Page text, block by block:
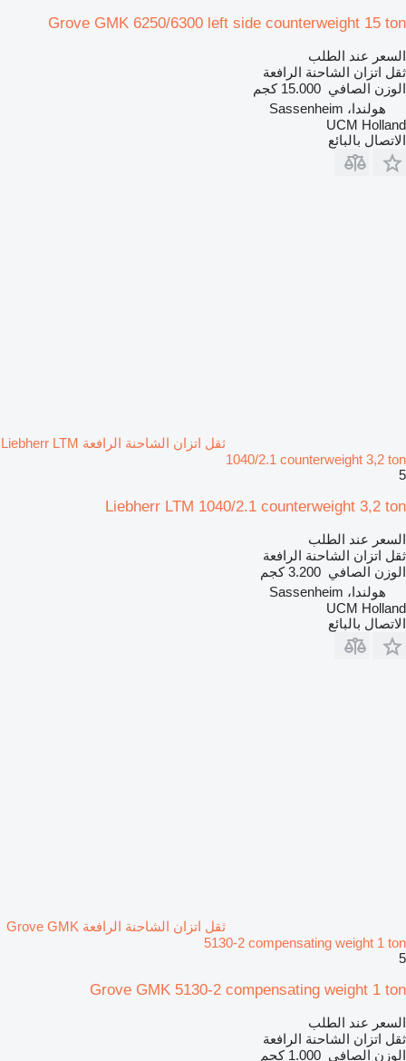
Grove GMK 6250/6300 left side counterweight 15 ton
السعر عند الطلب
ثقل اتزان الشاحنة الرافعة
الوزن الصافي 15.000 كجم
هولندا، Sassenheim
UCM Holland
الاتصال بالبائع
ثقل اتزان الشاحنة الرافعة Liebherr LTM
1040/2.1 counterweight 3,2 ton
5
Liebherr LTM 1040/2.1 counterweight 3,2 ton
السعر عند الطلب
ثقل اتزان الشاحنة الرافعة
الوزن الصافي 3.200 كجم
هولندا، Sassenheim
UCM Holland
الاتصال بالبائع
ثقل اتزان الشاحنة الرافعة Grove GMK
5130-2 compensating weight 1 ton
5
Grove GMK 5130-2 compensating weight 1 ton
السعر عند الطلب
ثقل اتزان الشاحنة الرافعة
الوزن الصافي 1.000 كجم